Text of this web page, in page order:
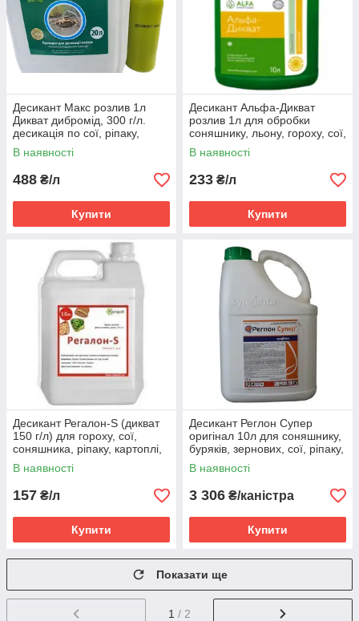
Десикант Макс розлив 1л
Дикват дибромід, 300 г/л.
десикація по сої, ріпаку,
соняшнику, гороху зернових
В наявності
488 ₴/л
Купити
Десикант Альфа-Дикват
розлив 1л для обробки
соняшнику, льону, гороху, сої,
пшениці
В наявності
233 ₴/л
Купити
Десикант Регалон-S (дикват
150 г/л) для гороху, сої,
соняшника, ріпаку, картоплі,
зернових
В наявності
157 ₴/л
Купити
Десикант Реглон Супер
оригінал 10л для соняшнику,
буряків, зернових, сої, ріпаку,
овочевих культур
В наявності
3 306 ₴/каністра
Купити
Показати ще
1 / 2